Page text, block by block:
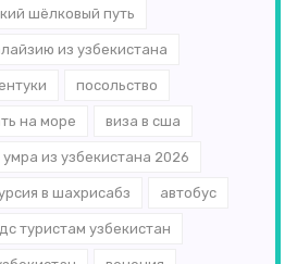
шёлковый путь
из узбекистана
посольство
на море виза в сша
умра из узбекистана 2026
в шахрисабз автобус
туристам узбекистан